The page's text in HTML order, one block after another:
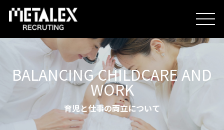
METALEXを知る
人を知る
BALANCING CHILDCARE AND
WORK
育児と仕事の両立について